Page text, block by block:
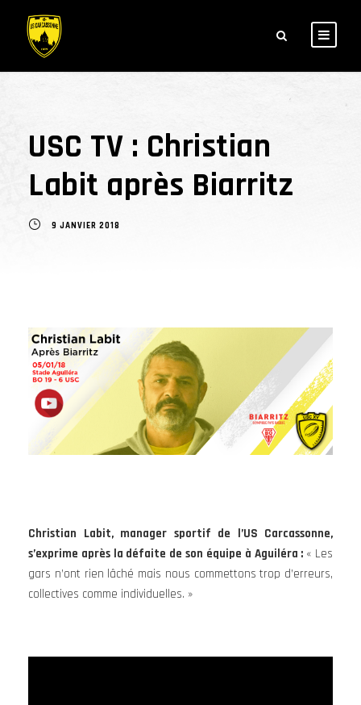
USC TV : Christian
Labit après Biarritz
9 JANVIER 2018
Christian Labit, manager sportif de l’US Carcassonne,
s’exprime après la défaite de son équipe à Aguiléra : « Les
gars n’ont rien lâché mais nous commettons trop d’erreurs,
collectives comme individuelles. »